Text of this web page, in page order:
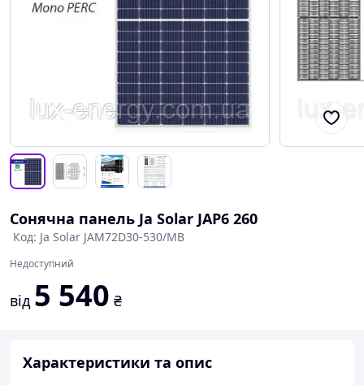
Сонячна панель Ja Solar JAP6 260
Код: Ja Solar JAM72D30-530/MB
Недоступний
від 5 540 ₴
Характеристики та опис